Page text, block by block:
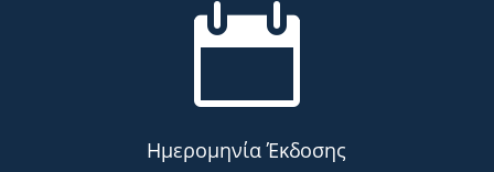

Ημερομηνία Έκδοσης